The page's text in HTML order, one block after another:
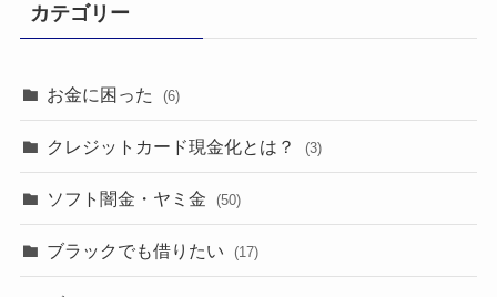
カテゴリー
お金に困った (6)
クレジットカード現金化とは？ (3)
ソフト闇金・ヤミ金 (50)
ブラックでも借りたい (17)